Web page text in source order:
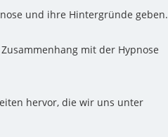
und ihre Hintergründe geben.
mit der Hypnose
hervor, die wir uns unter